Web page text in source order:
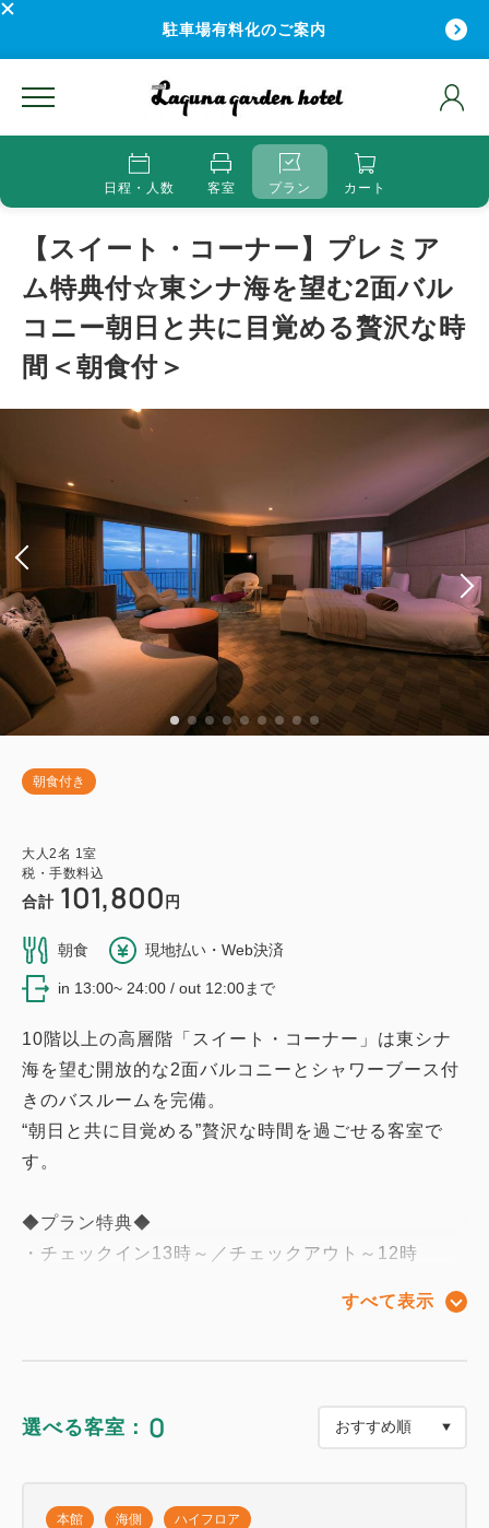
駐車場有料化のご案内
日程・人数 客室 プラン カート
【スイート・コーナー】プレミア
ム特典付☆東シナ海を望む2面バル
コニー朝日と共に目覚める贅沢な時
間＜朝食付＞
朝食付き
大人 2名 1 室
税・手数料込
合計 101,800 円
朝食 現地払い・Web決済
in 13:00~ 24:00 / out 12:00まで
10階以上の高層階「スイート・コーナー」は東シナ
海を望む開放的な2面バルコニーとシャワーブース付
きのバスルームを完備。
“朝日と共に目覚める”贅沢な時間を過ごせる客室で
す。
◆プラン特典◆
・チェックイン13時～／チェックアウト～12時
・ショップでご利用いただける10％割引券（一部商
■プレミアム特典の専用メニュー（ラウンジ）
追加料金なしでお好きなだけご利用いただけます。
すべて表示
選べる客室： 0
本館 海側 ハイフロア